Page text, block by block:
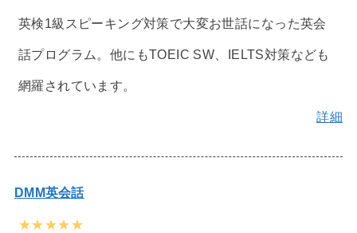
英検1級スピーキング対策で大変お世話になった英会
話プログラム。他にもTOEIC SW、IELTS対策なども
網羅されています。
詳細
DMM英会話
★★★★★